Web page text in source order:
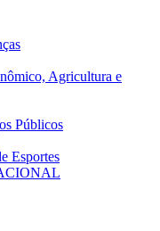
Agricultura e
Públicos
Esportes